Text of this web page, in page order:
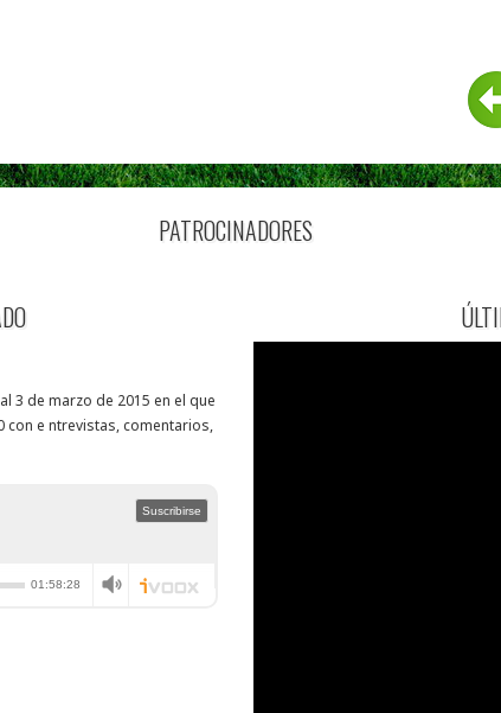
PATROCINADORES
3 de marzo de 2015 en el que
con e ntrevistas, comentarios,